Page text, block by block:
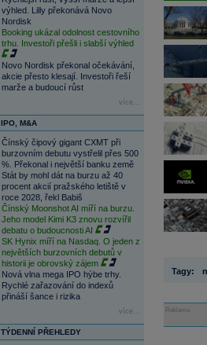
výhled. Lilly překonává Novo
Nordisk
Booking ukázal odolnost cestovního
trhu. Investoři přešli i slabší výhled
Novo Nordisk překonal očekávání,
akcie přesto klesají. Investoři řeší
marže a budoucí růst
více...
IPO, M&A
Čínský čipový gigant CXMT při
burzovním debutu vystřelil přes 500
%. Překonal i největší banku země
Stát by mohl dát na burzu až 40
procent akcií pražského letiště v
roce 2028, řekl Babiš
Čínský Moonshot AI míří na burzu.
Jeho model Kimi K3 znovu rozvířil
debatu o budoucnosti AI
SK Hynix míří na Nasdaq. O jeden z
největších burzovních debutů v
historii je obrovský zájem
Nová vlna mega IPO hýbe trhy.
Rychlé zařazování do indexů
přináší šance i rizika
více...
TÝDENNÍ PŘEHLEDY
Tagy:
Reklama